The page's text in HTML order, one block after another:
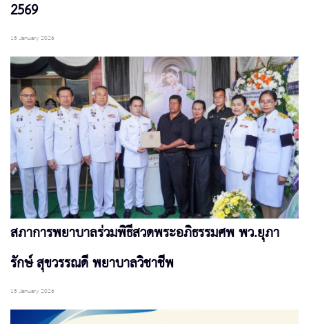
2569
15 January 2026
สภาการพยาบาลร่วมพิธีสวดพระอภิธรรมศพ พว.ยุภา
รักษ์ สุขวรรณดี พยาบาลวิชาชีพ
15 January 2026